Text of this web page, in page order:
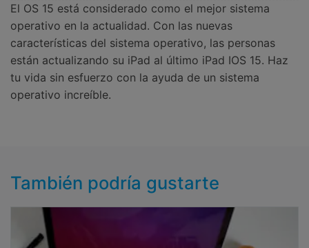
El OS 15 está considerado como el mejor sistema
operativo en la actualidad. Con las nuevas
características del sistema operativo, las personas
están actualizando su iPad al último iPad IOS 15. Haz
tu vida sin esfuerzo con la ayuda de un sistema
operativo increíble.
También podría gustarte